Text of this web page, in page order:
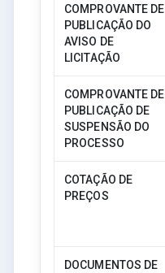
COMPROVANTE DE
PUBLICAÇÃO DO
AVISO DE
LICITAÇÃO
COMPROVANTE DE
PUBLICAÇÃO DE
SUSPENSÃO DO
PROCESSO
COTAÇÃO DE
PREÇOS
DOCUMENTOS DE